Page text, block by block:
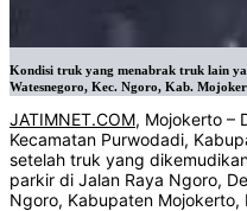
Kondisi truk yang menabrak truk lain
Watesnegoro, Kec. Ngoro, Kab.
JATIMNET.COM, Mojokerto –
Kecamatan Purwodadi,
setelah truk yang
parkir di Jalan Raya Ngoro,
Ngoro, Kabupaten Mojokerto,